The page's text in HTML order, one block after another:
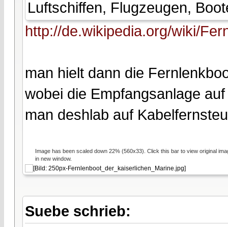
Luftschiffen, Flugzeugen,
http://de.wikipedia.org/wiki/
man hielt dann die
wobei die Empfangsanlage
man deshlab auf
Image has been scaled down 22% (560x33). Click this bar to view original
in new window.
Suebe schrieb: